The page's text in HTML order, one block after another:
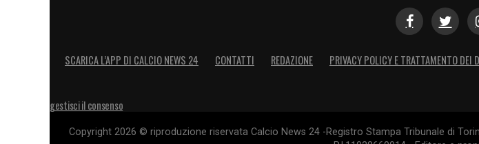
SCARICA L’APP DI CALCIO NEWS 24 CONTATTI REDAZIONE PRIVACY POLICY E TRATTAMENTO DEI
gestisci il consenso
Copyright 2026 © riproduzione riservata Calcio News 24 -Registro Stampa Tribunale di